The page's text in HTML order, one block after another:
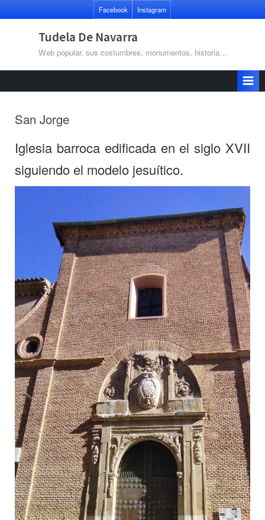
al
Facebook Instagram
Tudela De Navarra
Web popular, sus costumbres, monumentos, historia…
San Jorge
Iglesia barroca edificada en el siglo XVII
siguiendo el modelo jesuítico.